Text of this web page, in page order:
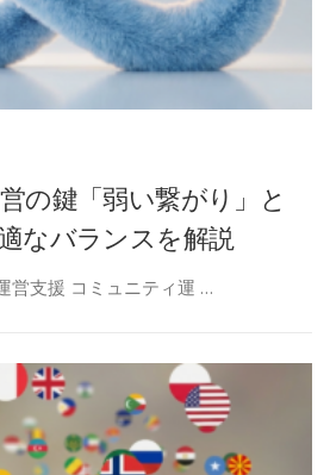
の鍵「弱い繋がり」と
なバランスを解説
営支援 コミュニティ運 …